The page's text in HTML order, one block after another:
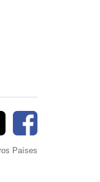
Países